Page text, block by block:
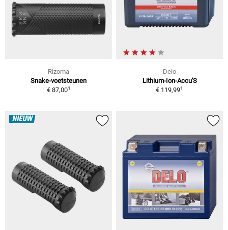
Rizoma
Snake-voetsteunen
€ 87,001
Delo
Lithium-Ion-Accu'S
€ 119,991
NIEUW